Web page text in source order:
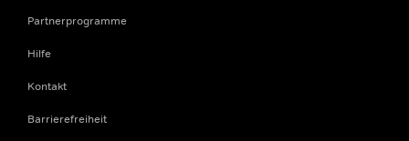
Partnerprogramme
Hilfe
Kontakt
Barrierefreiheit